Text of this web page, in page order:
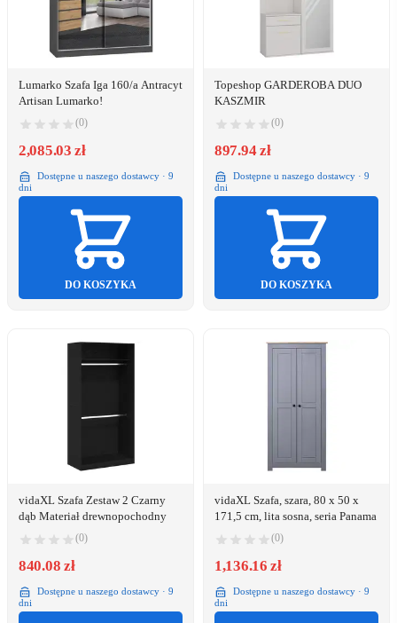
Lumarko Szafa Iga 160/a Antracyt
Artisan Lumarko!
(0)
2,085.03 zł
Dostępne u naszego dostawcy · 9
dni
DO KOSZYKA
Topeshop GARDEROBA DUO
KASZMIR
(0)
897.94 zł
Dostępne u naszego dostawcy · 9
dni
DO KOSZYKA
vidaXL Szafa Zestaw 2 Czarny
dąb Materiał drewnopochodny
(0)
840.08 zł
Dostępne u naszego dostawcy · 9
dni
vidaXL Szafa, szara, 80 x 50 x
171,5 cm, lita sosna, seria Panama
(0)
1,136.16 zł
Dostępne u naszego dostawcy · 9
dni